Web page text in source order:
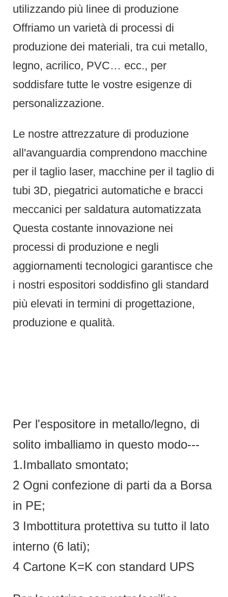
utilizzando più linee di produzione
Offriamo un varietà di processi di
produzione dei materiali, tra cui metallo,
legno, acrilico, PVC… ecc., per
soddisfare tutte le vostre esigenze di
personalizzazione.
Le nostre attrezzature di produzione
all'avanguardia comprendono macchine
per il taglio laser, macchine per il taglio di
tubi 3D, piegatrici automatiche e bracci
meccanici per saldatura automatizzata
Questa costante innovazione nei
processi di produzione e negli
aggiornamenti tecnologici garantisce che
i nostri espositori soddisfino gli standard
più elevati in termini di progettazione,
produzione e qualità.
Per l'espositore in metallo/legno, di
solito imballiamo in questo modo---
1.Imballato smontato;
2 Ogni confezione di parti da a Borsa
in PE;
3 Imbottitura protettiva su tutto il lato
interno (6 lati);
4 Cartone K=K con standard UPS